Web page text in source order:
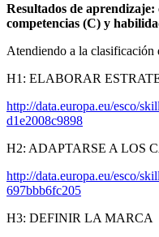
Resultados de
competencias (C) y
Atendiendo a la clasificación
H1: ELABORAR
http://data.europa.eu/esco/
d1e2008c9898
H2: ADAPTARSE A LOS
http://data.europa.eu/esco/
697bbb6fc205
H3: DEFINIR LA MARCA